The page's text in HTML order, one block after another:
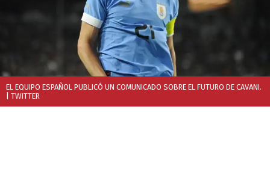
EL EQUIPO ESPAÑOL PUBLICÓ UN COMUNICADO SOBRE EL FUTURO DE CAVANI.
| TWITTER